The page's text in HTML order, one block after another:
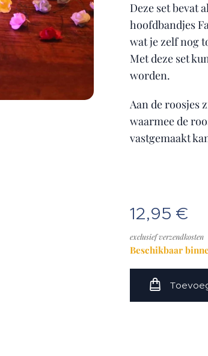
Deze set bevat
hoofdbandjes
wat je zelf nog
Met deze set
worden.
Aan de roosjes
waarmee de
vastgemaakt
12,95 €
exclusief verzendkosten
Beschikbaar